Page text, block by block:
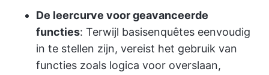
De leercurve voor geavanceerde
functies: Terwijl basisenquêtes eenvoudig
in te stellen zijn, vereist het gebruik van
functies zoals logica voor overslaan,